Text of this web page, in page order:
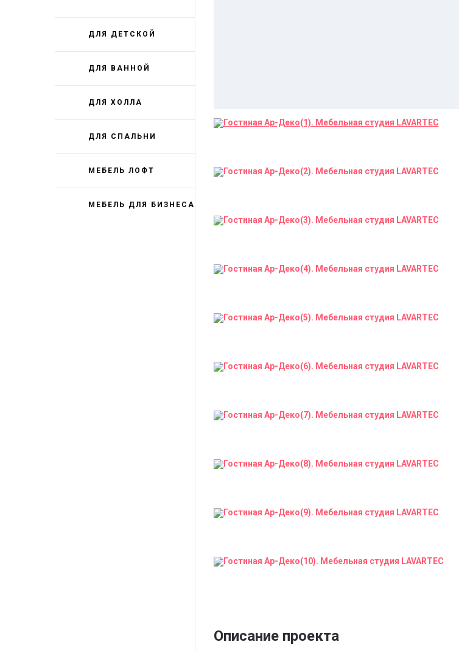
ДЛЯ ДЕТСКОЙ
ДЛЯ ВАННОЙ
ДЛЯ ХОЛЛА
ДЛЯ СПАЛЬНИ
МЕБЕЛЬ ЛОФТ
МЕБЕЛЬ ДЛЯ БИЗНЕСА
Описание проекта